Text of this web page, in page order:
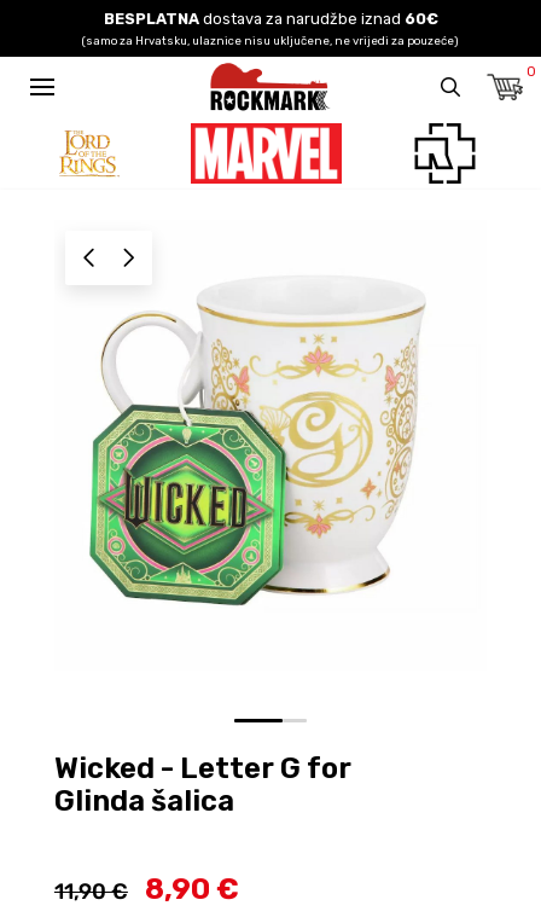
BESPLATNAdostava za narudžbe iznad 60€
(samo za Hrvatsku, ulaznice nisu uključene, ne vrijedi za pouzeće)
0
0 1
Wicked - Letter G for
Glinda šalica
11,90 € 8,90 €